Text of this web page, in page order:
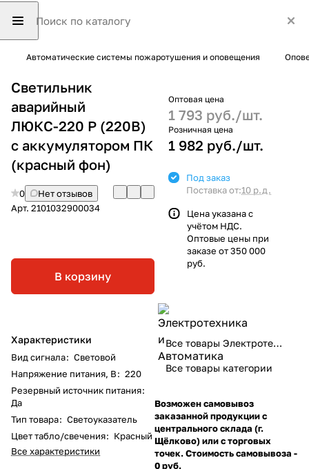
Автоматические системы пожаротушения и оповещения
Светильник
аварийный
ЛЮКС-220 Р (220В)
c аккумулятором ПК
(красный фон)
0
Нет отзывов
Арт. 2101032900034
В корзину
Характеристики
Вид сигнала: Световой
Напряжение питания, В: 220
Резервный источник питания:
Да
Тип товара: Светоуказатель
Цвет табло/свечения: Красный
Все характеристики
Оптовая цена
1 793 руб./шт.
Розничная цена
1 982 руб./шт.
Под заказ
Поставка от:10 р.д.
Цена указана с
учётом НДС.
Оптовые цены при
заказе от 350 000
руб.
Все товары Электротехника и Автоматика
Все товары категории
Возможен самовывоз
заказанной продукции с
центрального склада (г.
Щёлково) или с торговых
точек. Стоимость самовывоза -
0 руб.